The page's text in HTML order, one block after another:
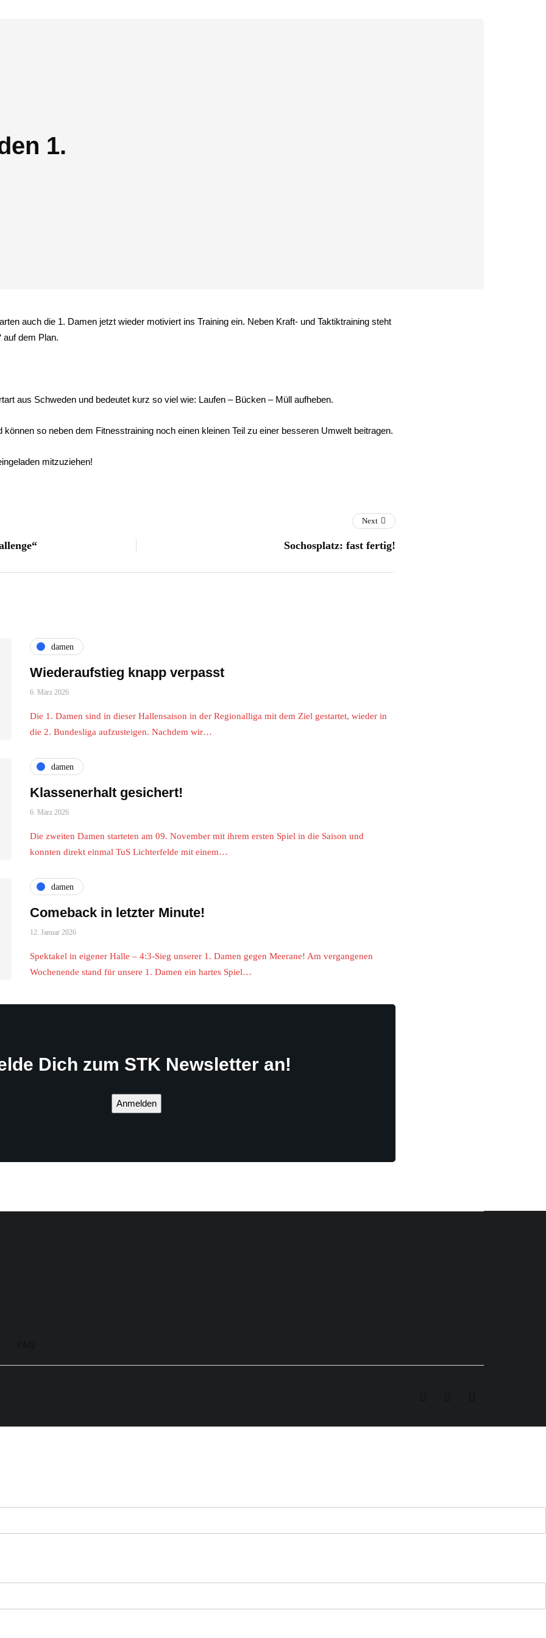
1.
auch die 1. Damen jetzt wieder motiviert ins Training ein. Neben Kraft- und Taktiktraining steht
auf dem Plan.
aus Schweden und bedeutet kurz so viel wie: Laufen – Bücken – Müll aufheben.
können so neben dem Fitnesstraining noch einen kleinen Teil zu einer besseren Umwelt beitragen.
mitzuziehen!
Next
Sochosplatz: fast fertig!
damen
Wiederaufstieg knapp verpasst
6. März 2026
Die 1. Damen sind in dieser Hallensaison in der Regionalliga mit dem Ziel gestartet, wieder in
die 2. Bundesliga aufzusteigen. Nachdem wir…
damen
Klassenerhalt gesichert!
6. März 2026
Die zweiten Damen starteten am 09. November mit ihrem ersten Spiel in die Saison und
konnten direkt einmal TuS Lichterfelde mit einem…
damen
Comeback in letzter Minute!
12. Januar 2026
Spektakel in eigener Halle – 4:3-Sieg unserer 1. Damen gegen Meerane! Am vergangenen
Wochenende stand für unsere 1. Damen ein hartes Spiel…
Dich zum STK Newsletter an!
Anmelden